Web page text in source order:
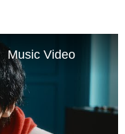
Music Video